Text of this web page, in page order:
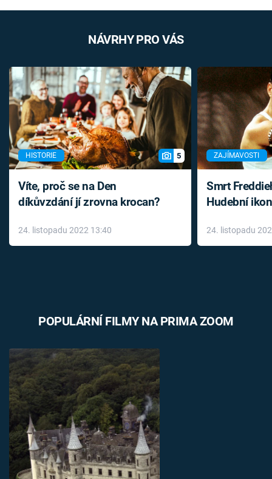
NÁVRHY PRO VÁS
HISTORIE 5
Víte, proč se na Den
díkůvzdání jí zrovna krocan?
24. listopadu 2022 13:40
ZAJÍMAVOSTI
Smrt
Hudební
léky
24. listopadu
POPULÁRNÍ FILMY NA PRIMA ZOOM